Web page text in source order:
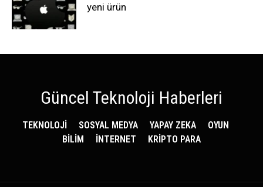
yeni ürün
Güncel Teknoloji Haberleri
TEKNOLOJİ SOSYAL MEDYA YAPAY ZEKA
OYUN
BİLİM
İNTERNET KRİPTO PARA